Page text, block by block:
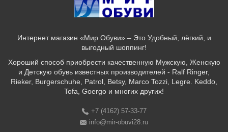
Интернет магазин «Мир Обуви» – Это Удобный, лёгкий, и
выгодный шоппинг!
Хороший способ приобрести качественную Мужскую, Женскую
и Детскую обувь известных производителей - Ralf Ringer,
Rieker, Burgerschuhe, Patrol, Betsy, Marco Tozzi, Legre. Keddo,
Tofa, Goergo и многих других!
+7 (4162) 57-33-77
info@mir-obuvi28.ru